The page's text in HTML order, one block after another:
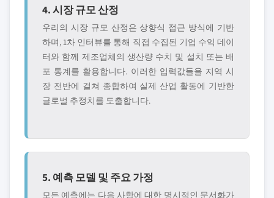
4. 시장 규모 산정
우리의 시장 규모 산정은 상향식 접근 방식에 기반
하며, 1차 인터뷰를 통해 직접 수집된 기업 수익 데이
터와 함께 제조업체의 생산량 수치 및 설치 또는 배
포 통계를 활용합니다. 이러한 입력값들을 지역 시
장 전반에 걸쳐 종합하여 실제 산업 활동에 기반한
글로벌 추정치를 도출합니다.
5. 예측 모델 및 주요 가정
모든 예측에는 다음 사항에 대한 명시적인 문서화가